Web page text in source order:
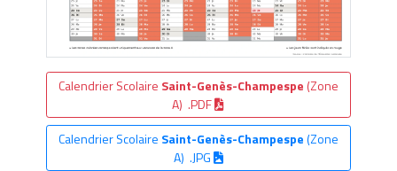
Calendrier Scolaire Saint-Genès-Champespe (Zone
A) .PDF
Calendrier Scolaire Saint-Genès-Champespe(Zone
A) .JPG